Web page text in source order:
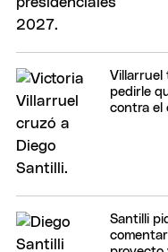
Villarruel
pedirle
contra el
Santilli